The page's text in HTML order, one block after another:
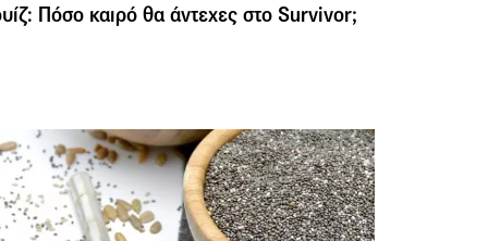
Πόσο καιρό θα άντεχες στο Survivor;